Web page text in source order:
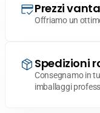
Prezzi
Offriamo un
Spedizioni
Consegnamo in
imballaggi